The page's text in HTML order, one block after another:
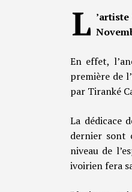
L
En effet,
première de
par Tiranké
La dédicace
dernier sont
niveau de
ivoirien fera